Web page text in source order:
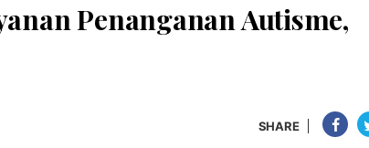
Penanganan Autisme,
SHARE